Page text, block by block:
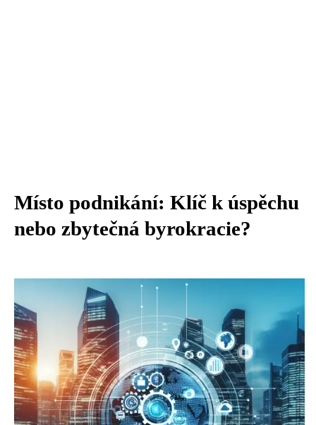
Místo podnikání: Klíč k úspěchu
nebo zbytečná byrokracie?